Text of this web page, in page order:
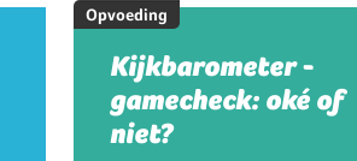
Opvoeding
Kijkbarometer -
gamecheck: oké of
niet?